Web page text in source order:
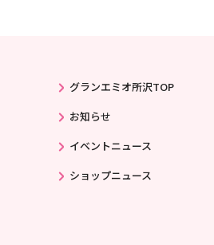
グランエミオ所沢TOP
お知らせ
イベントニュース
ショップニュース